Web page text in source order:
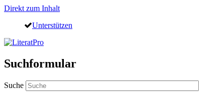
Direkt zum Inhalt
Unterstützen
Suchformular
Suche